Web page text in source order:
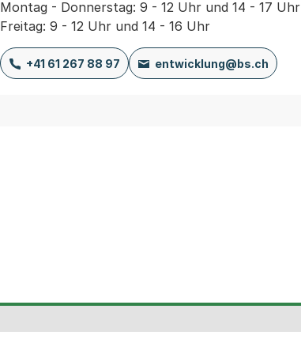
Montag - Donnerstag: 9 - 12 Uhr und 14 - 17 Uhr
Freitag: 9 - 12 Uhr und 14 - 16 Uhr
+41 61 267 88 97 entwicklung@bs.ch